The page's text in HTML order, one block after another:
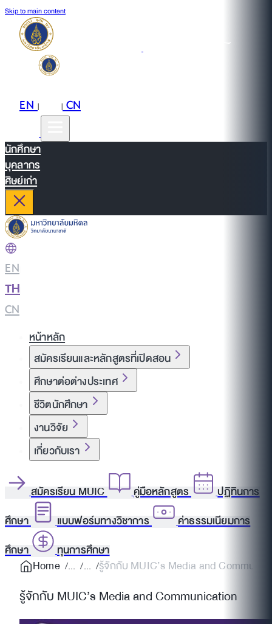
Skip to main content
EN| |CN
นักศึกษา
บุคลากร
ศิษย์เก่า
EN
TH
CN
หน้าหลัก
สมัครเรียนและหลักสูตรที่เปิดสอน
ศึกษาต่อต่างประเทศ
ชีวิตนักศึกษา
งานวิจัย
เกี่ยวกับเรา
สมัครเรียน MUIC คู่มือหลักสูตร
ปฏิทินการ
ศึกษา
แบบฟอร์มทางวิชาการ
ค่าธรรมเนียมการ
ศึกษา
ทุนการศึกษา
Home
รู้จักกับ MUIC’s Media and
รู้จักกับ MUIC’s Media and Communication